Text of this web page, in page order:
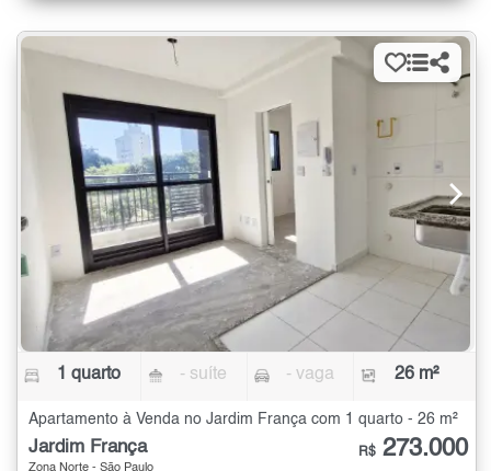
1 quarto - suíte - vaga 26 m²
Apartamento à Venda no Jardim França com 1 quarto - 26 m²
Jardim França R$ 273.000